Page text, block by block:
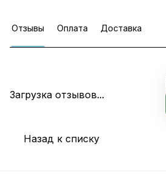
Отзывы Оплата Доставка
Загрузка отзывов...
Назад к списку